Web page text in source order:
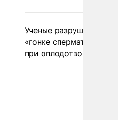
Ученые разрушили миф
«гонке
при оплодотворении